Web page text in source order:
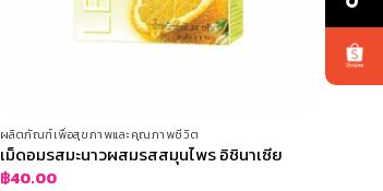
ผลิตภัณฑ์เพื่อสุขภาพและคุณภาพชีวิต
เม็ดอมรสมะนาวผสมรสสมุนไพร อิชินาเซีย
฿40.00